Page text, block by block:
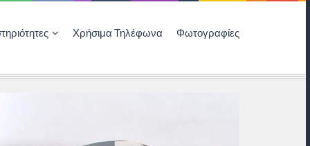
Χρήσιμα Τηλέφωνα Φωτογραφίες